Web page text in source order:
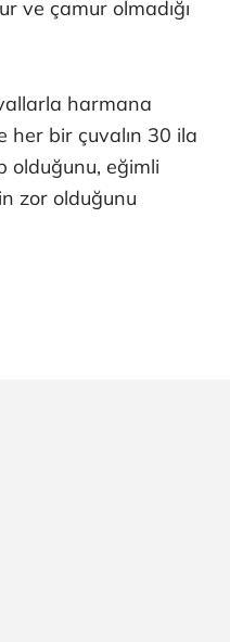
ve çamur olmadığı
harmana
her bir çuvalın 30 ila
olduğunu, eğimli
zor olduğunu